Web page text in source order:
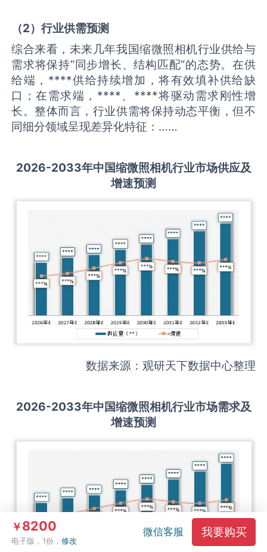
（2）行业供需预测
综合来看，未来几年我国缩微照相机行业供给与
需求将保持“同步增长、结构匹配”的态势。在供
给端，****供给持续增加，将有效填补供给缺
口；在需求端，****、****将驱动需求刚性增
长。整体而言，行业供需将保持动态平衡，但不
同细分领域呈现差异化特征：……
2026-2033年中国缩微照相机行业市场供应及
增速预测
数据来源：观研天下数据中心整理
2026-2033年中国缩微照相机行业市场需求及
增速预测
￥8200
电子版，1份，修改
微信客服 我要购买